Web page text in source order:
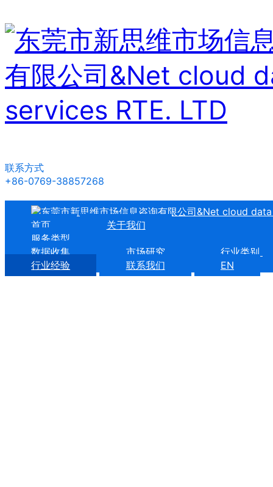
联系方式
+86-0769-38857268
首页
关于我们
服务类型
数据收集
市场研究
行业类别
行业经验
联系我们 EN